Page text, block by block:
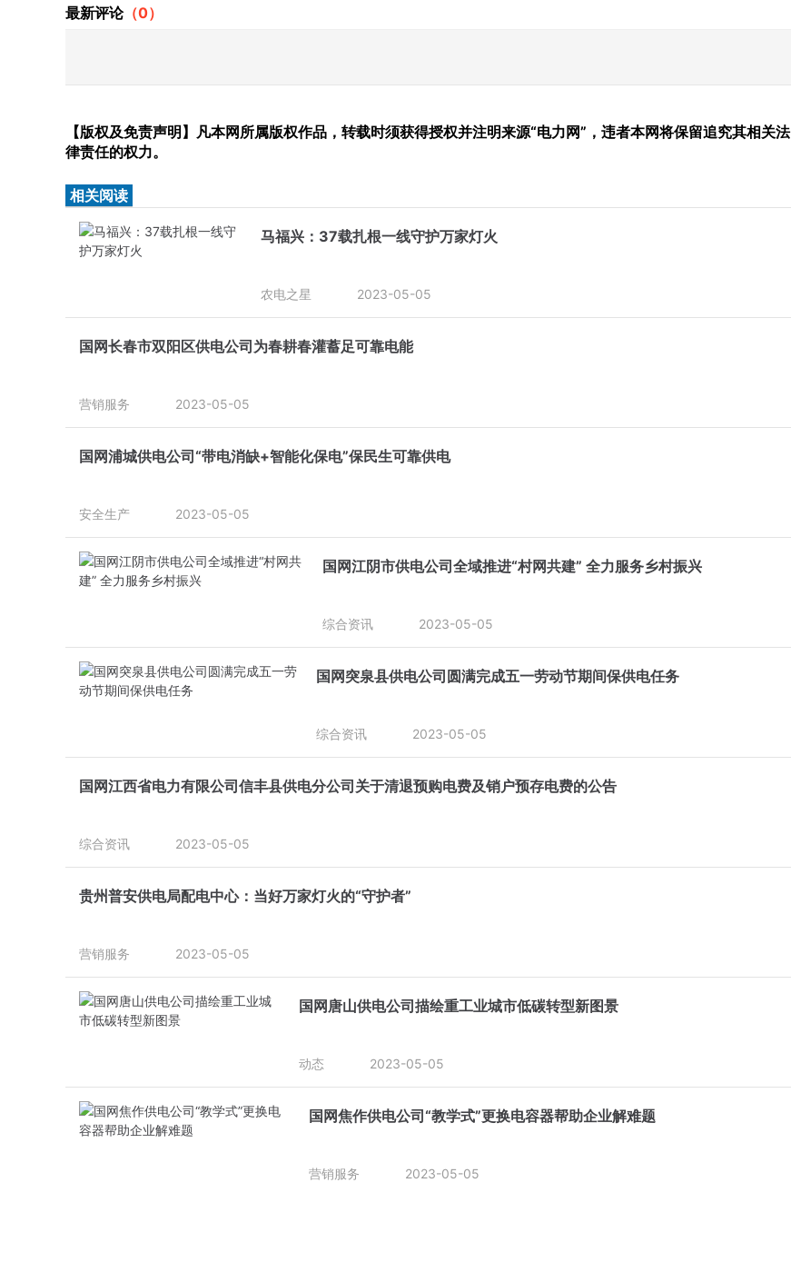
最新评论（0）
【版权及免责声明】凡本网所属版权作品，转载时须获得授权并注明来源“电力网”，违者本网将保留追究其相关法
律责任的权力。
相关阅读
马福兴：37载扎根一线守护万家灯火
农电之星 2023-05-05
国网长春市双阳区供电公司为春耕春灌蓄足可靠电能
营销服务 2023-05-05
国网浦城供电公司“带电消缺+智能化保电”保民生可靠供电
安全生产 2023-05-05
国网江阴市供电公司全域推进“村网共建” 全力服务乡村振兴
综合资讯 2023-05-05
国网突泉县供电公司圆满完成五一劳动节期间保供电任务
综合资讯 2023-05-05
国网江西省电力有限公司信丰县供电分公司关于清退预购电费及销户预存电费的公告
综合资讯 2023-05-05
贵州普安供电局配电中心：当好万家灯火的“守护者”
营销服务 2023-05-05
国网唐山供电公司描绘重工业城市低碳转型新图景
动态 2023-05-05
国网焦作供电公司“教学式”更换电容器帮助企业解难题
营销服务 2023-05-05